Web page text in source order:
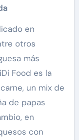
en
otros
más
Food es la
un mix de
de papas
en
con